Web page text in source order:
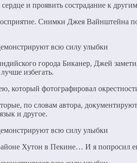
и проявить сострадание к
Снимки Джея Вайнштейна
города Биканер, Джей
избегать.
фотографировал
по словам автора,
и другое.
Хутон в Пекине… И я попросил